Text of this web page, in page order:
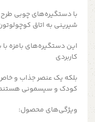
با دستگیره‌های چوبی
شیرینی به اتاق
این دستگیره‌های بامزه
کاربردی
بلکه یک عنصر جذاب و
کودک و سیسمونی
ویژگی‌های محصول: